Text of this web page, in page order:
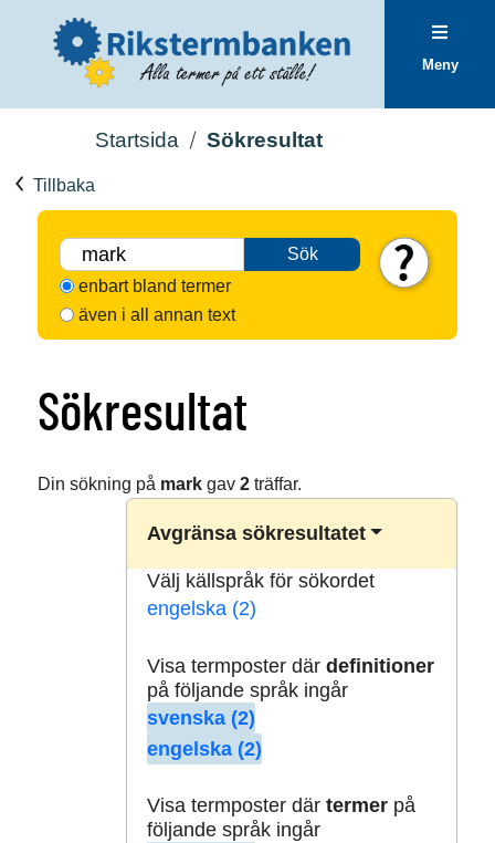
Meny
Startsida Sökresultat
Tillbaka
Sök
enbart bland termer
även i all annan text
Sökresultat
Din sökning på markgav 2träffar.
Avgränsa sökresultatet
Välj källspråk för sökordet
engelska (2)
Visa termposter där definitioner
på följande språk ingår
svenska (2)
engelska (2)
Visa termposter där termerpå
följande språk ingår